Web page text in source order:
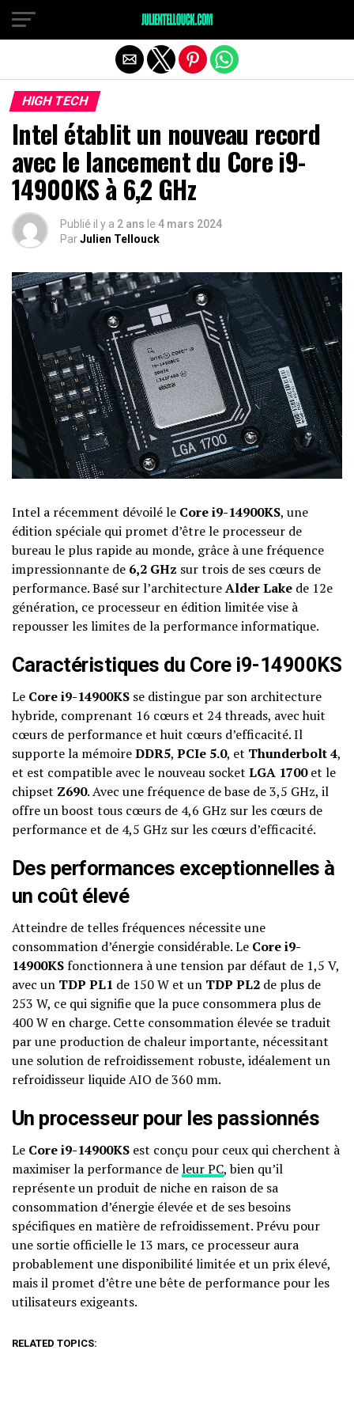
HIGH TECH
Intel établit un nouveau record
avec le lancement du Core i9-
14900KS à 6,2 GHz
Publié il y a 2 ans le 4 mars 2024
ParJulien Tellouck
Intel a récemment dévoilé le Core i9-14900KS, une
édition spéciale qui promet d’être le processeur de
bureau le plus rapide au monde, grâce à une fréquence
impressionnante de 6,2 GHz sur trois de ses cœurs de
performance. Basé sur l’architectureAlder Lake de 12e
génération, ce processeur en édition limitée vise à
repousser les limites de la performance informatique.
Caractéristiques du Core i9-14900KS
Le Core i9-14900KS se distingue par son architecture
hybride, comprenant 16 cœurs et 24 threads, avec huit
cœurs de performance et huit cœurs d’efficacité. Il
supporte la mémoireDDR5, PCIe 5.0, et Thunderbolt 4,
et est compatible avec le nouveau socket LGA 1700et le
chipset Z690. Avec une fréquence de base de 3,5 GHz, il
offre un boost tous cœurs de 4,6 GHz sur les cœurs de
performance et de 4,5 GHz sur les cœurs d’efficacité.
Des performances exceptionnelles à
un coût élevé
Atteindre de telles fréquences nécessite une
consommation d’énergie considérable. Le Core i9-
14900KSfonctionnera à une tension par défaut de 1,5 V,
avec un TDP PL1 de 150 W et un TDP PL2 de plus de
253 W, ce qui signifie que la puce consommera plus de
400 W en charge. Cette consommation élevée se traduit
par une production de chaleur importante, nécessitant
une solution de refroidissement robuste, idéalement un
refroidisseur liquide AIO de 360 mm.
Un processeur pour les passionnés
Le Core i9-14900KS est conçu pour ceux qui cherchent à
maximiser la performance deleur PC, bien qu’il
représente un produit de niche en raison de sa
consommation d’énergie élevée et de ses besoins
spécifiques en matière de refroidissement. Prévu pour
une sortie officielle le 13 mars, ce processeur aura
probablement une disponibilité limitée et un prix élevé,
mais il promet d’être une bête de performance pour les
utilisateurs exigeants.
RELATED TOPICS: